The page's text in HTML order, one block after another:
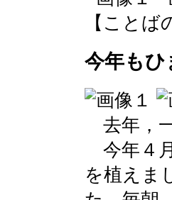
【ことば
今年も
去年，
今年４
を植えま